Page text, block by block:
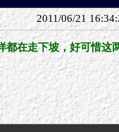
2011/06/21
都在走下坡，好可惜这